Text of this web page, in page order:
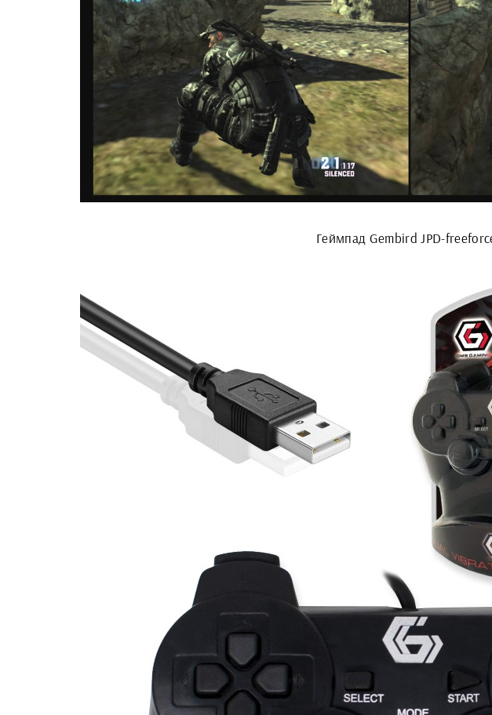
Геймпад Gembird JPD-